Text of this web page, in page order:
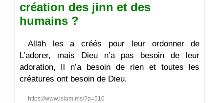
création des jinn et des
humains ?
Allāh les a créés pour leur ordonner de
L’adorer, mais Dieu n’a pas besoin de leur
adoration, Il n’a besoin de rien et toutes les
créatures ont besoin de Dieu.
https://www.islam.ms/?p=510